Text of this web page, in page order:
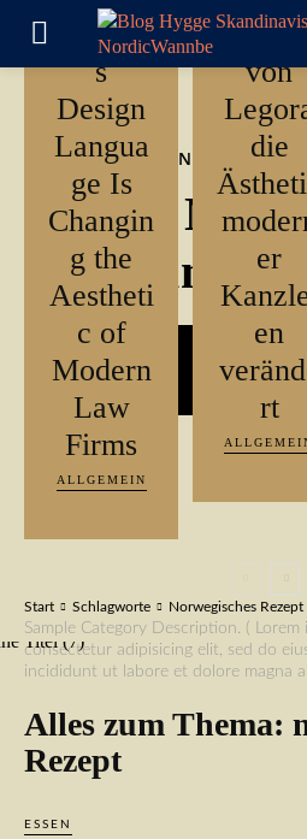
DER BESTE SKANDI-
DER
Jetzt
Legora’
s
Design
Langua
ge Is
Changin
g the
Aestheti
c of
Modern
Law
Firms
ALLGEMEIN
der
von
die
er
en
rt
Start Schlagworte Norwegisches Rezept
Sample Category Description. (
consectetur adipisicing elit, sed do
incididunt ut labore et dolore magna
Alles zum Thema:
Rezept
ESSEN